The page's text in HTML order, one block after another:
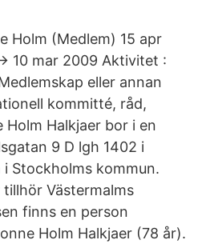
Holm (Medlem) 15 apr
10 mar 2009 Aktivitet :
eller annan
kommitté, råd,
Holm Halkjaer bor i en
9 D lgh 1402 i
Stockholms kommun.
Västermalms
finns en person
Holm Halkjaer (78 år).